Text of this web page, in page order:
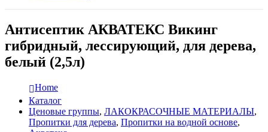
Антисептик АКВАТЕКС Викинг
гибридный, лессирующий, для дерева,
белый (2,5л)
Home
Каталог
Ценовые группы, ЛАКОКРАСОЧНЫЕ МАТЕРИАЛЫ,
Пропитки для дерева, Пропитки на водной основе,